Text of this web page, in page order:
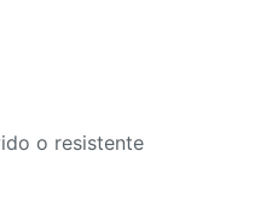
o resistente